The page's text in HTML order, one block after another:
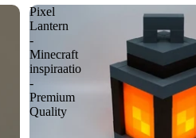
Pixel
Lantern
-
Minecraft
inspiraatio
-
Premium
Quality